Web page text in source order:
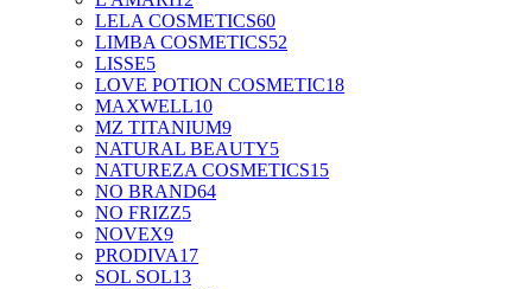
LELA COSMETICS60
LIMBA COSMETICS52
LISSE5
LOVE POTION COSMETIC18
MAXWELL10
MZ TITANIUM9
NATURAL BEAUTY5
NATUREZA COSMETICS15
NO BRAND64
NO FRIZZ5
NOVEX9
PRODIVA17
SOL SOL13